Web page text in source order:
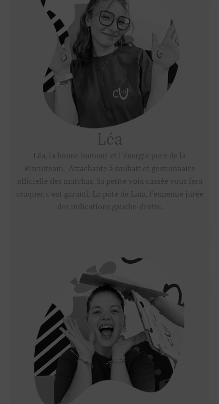
Léa
Léa, la bonne humeur et l’énergie pure de la
Biscuiteam. Attachante à souhait et gestionnaire
officielle des matchas. Sa petite voix cassée vous fera
craquer, c’est garanti. La pote de Lina, l’ennemie jurée
des indications gauche-droite.